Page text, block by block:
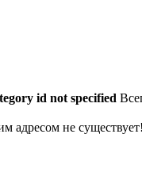
id not specified
адресом не